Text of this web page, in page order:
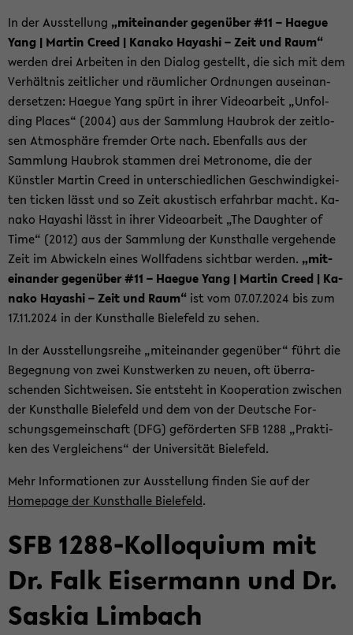
In der Aus­stel­lung „mit­ein­an­der ge­gen­über #11 – Ha­e­gue
Yang | Mar­tin Creed | Ka­na­ko Ha­ya­shi – Zeit und Raum“
wer­den drei Ar­bei­ten in den Dia­log ge­stellt, die sich mit dem
Ver­hält­nis zeit­li­cher und räum­li­cher Ord­nun­gen aus­ein­an­
der­set­zen: Ha­e­gue Yang spürt in ihrer Vi­deo­ar­beit „Un­fol­
ding Places“ (2004) aus der Samm­lung Hau­brok der zeit­lo­
sen At­mo­sphä­re frem­der Orte nach. Eben­falls aus der
Samm­lung Hau­brok stam­men drei Me­tro­no­me, die der
Künst­ler Mar­tin Creed in un­ter­schied­li­chen Ge­schwin­dig­kei­
ten ti­cken lässt und so Zeit akus­tisch er­fahr­bar macht. Ka­
na­ko Ha­ya­shi lässt in ihrer Vi­deo­ar­beit „The Daugh­ter of
Time“ (2012) aus der Samm­lung der Kunst­hal­le ver­ge­hen­de
Zeit im Ab­wi­ckeln eines Woll­fa­dens sicht­bar wer­den. „mit­
ein­an­der ge­gen­über #11 – Ha­e­gue Yang | Mar­tin Creed | Ka­
na­ko Ha­ya­shi – Zeit und Raum“ ist vom 07.07.2024 bis zum
17.11.2024 in der Kunst­hal­le Bie­le­feld zu sehen.
In der Aus­stel­lungs­rei­he „mit­ein­an­der ge­gen­über“ führt die
Be­geg­nung von zwei Kunst­wer­ken zu neuen, oft über­ra­
schen­den Sicht­wei­sen. Sie ent­steht in Ko­ope­ra­ti­on zwi­schen
der Kunst­hal­le Bie­le­feld und dem von der Deut­sche For­
schungs­ge­mein­schaft (DFG) ge­för­der­ten SFB 1288 „Prak­ti­
ken des Ver­glei­chens“ der Uni­ver­si­tät Bie­le­feld.
Mehr In­for­ma­tio­nen zur Aus­stel­lung fin­den Sie auf der
Home­page der Kunst­hal­le Bie­le­feld.
SFB 1288-​Kolloquium mit
Dr. Falk Eis­er­mann und Dr.
Sas­kia Lim­bach